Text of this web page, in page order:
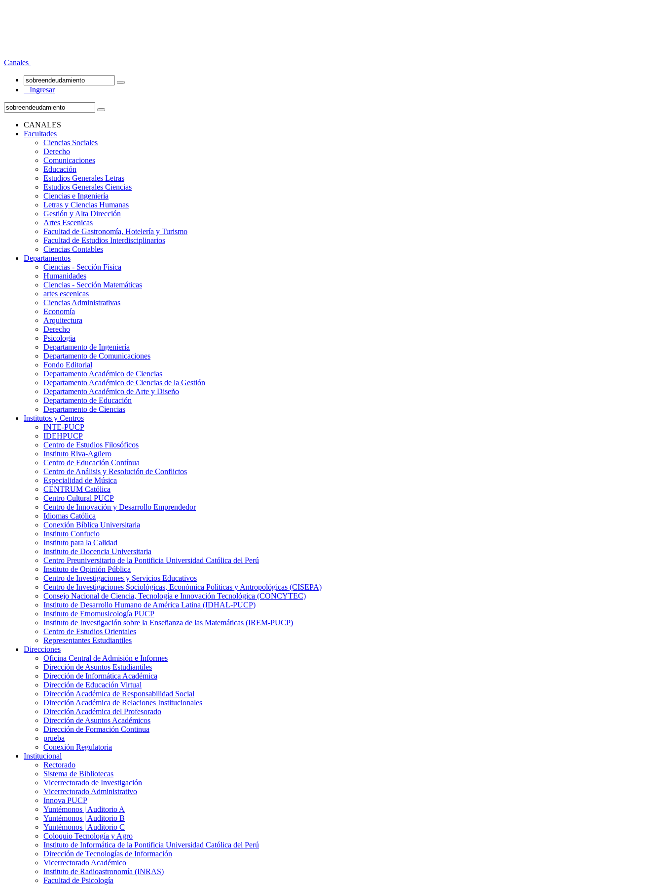
Canales
Ingresar
CANALES
Facultades
Ciencias Sociales
Derecho
Comunicaciones
Educación
Estudios Generales Letras
Estudios Generales Ciencias
Ciencias e Ingeniería
Letras y Ciencias Humanas
Gestión y Alta Dirección
Artes Escenicas
Facultad de Gastronomía, Hotelería y Turismo
Facultad de Estudios Interdisciplinarios
Ciencias Contables
Departamentos
Ciencias - Sección Física
Humanidades
Ciencias - Sección Matemáticas
artes escenicas
Ciencias Administrativas
Economía
Arquitectura
Derecho
Psicologia
Departamento de Ingeniería
Departamento de Comunicaciones
Fondo Editorial
Departamento Académico de Ciencias
Departamento Académico de Ciencias de la Gestión
Departamento Académico de Arte y Diseño
Departamento de Educación
Departamento de Ciencias
Institutos y Centros
INTE-PUCP
IDEHPUCP
Centro de Estudios Filosóficos
Instituto Riva-Agüero
Centro de Educación Contínua
Centro de Análisis y Resolución de Conflictos
Especialidad de Música
CENTRUM Católica
Centro Cultural PUCP
Centro de Innovación y Desarrollo Emprendedor
Idiomas Católica
Conexión Bíblica Universitaria
Instituto Confucio
Instituto para la Calidad
Instituto de Docencia Universitaria
Centro Preuniversitario de la Pontificia Universidad Católica del Perú
Instituto de Opinión Pública
Centro de Investigaciones y Servicios Educativos
Centro de Investigaciones Sociológicas, Económica Políticas y Antropológicas (CISEPA)
Consejo Nacional de Ciencia, Tecnología e Innovación Tecnológica (CONCYTEC)
Instituto de Desarrollo Humano de América Latina (IDHAL-PUCP)
Instituto de Etnomusicología PUCP
Instituto de Investigación sobre la Enseñanza de las Matemáticas (IREM-PUCP)
Centro de Estudios Orientales
Representantes Estudiantiles
Direcciones
Oficina Central de Admisión e Informes
Dirección de Asuntos Estudiantiles
Dirección de Informática Académica
Dirección de Educación Virtual
Dirección Académica de Responsabilidad Social
Dirección Académica de Relaciones Institucionales
Dirección Académica del Profesorado
Dirección de Asuntos Académicos
Dirección de Formación Continua
prueba
Conexión Regulatoria
Institucional
Rectorado
Sistema de Bibliotecas
Vicerrectorado de Investigación
Vicerrectorado Administrativo
Innova PUCP
Yuntémonos | Auditorio A
Yuntémonos | Auditorio B
Yuntémonos | Auditorio C
Coloquio Tecnología y Agro
Instituto de Informática de la Pontificia Universidad Católica del Perú
Dirección de Tecnologías de Información
Vicerrectorado Académico
Instituto de Radioastronomía (INRAS)
Facultad de Psicología